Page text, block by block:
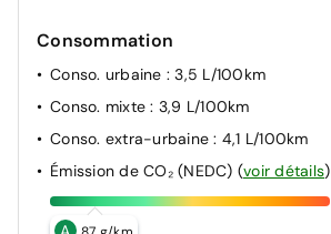
Consommation
Conso. urbaine : 3,5 L/100km
Conso. mixte: 3,9 L/100km
Conso. extra-urbaine: 4,1 L/100km
Émission de CO₂ (NEDC) (voir détails)